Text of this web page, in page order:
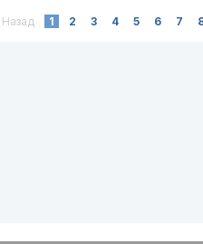
Назад 1 2 3 4 5 6 7